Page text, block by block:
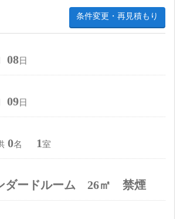
条件変更・再見積もり
08日
09日
0名 1室
ダードルーム 26㎡ 禁煙